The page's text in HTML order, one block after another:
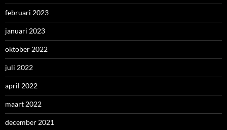
februari 2023
januari 2023
oktober 2022
juli 2022
april 2022
maart 2022
december 2021